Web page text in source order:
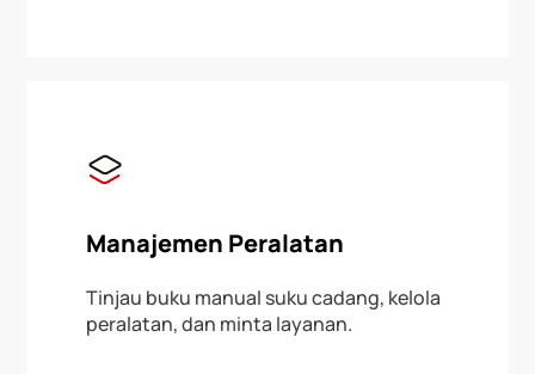
Manajemen Peralatan
Tinjau buku manual suku cadang, kelola
peralatan, dan minta layanan.